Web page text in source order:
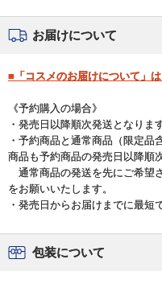
お届けについて
■「コスメのお届けについて」は
《予約購入の場合》
・発売日以降順次発送となります
・予約商品と通常商品（限定品
商品も予約商品の発売日以降順
通常商品の発送を先にご希望
をお願いいたします。
・発売日からお届けまでに最短
包装について